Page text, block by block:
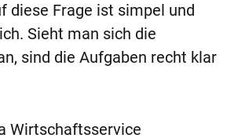
diese Frage ist simpel und
Sieht man sich die
sind die Aufgaben recht klar
Wirtschaftsservice